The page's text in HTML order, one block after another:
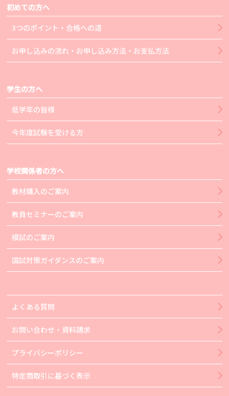
初めての方へ
3つのポイント・合格への道
お申し込みの流れ・お申し込み方法・お支払方法
学生の方へ
低学年の皆様
今年度試験を受ける方
学校関係者の方へ
教材購入のご案内
教員セミナーのご案内
模試のご案内
国試対策ガイダンスのご案内
よくある質問
お問い合わせ・資料請求
プライバシーポリシー
特定商取引に基づく表示